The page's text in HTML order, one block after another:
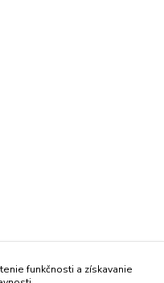
funkčnosti a získavanie